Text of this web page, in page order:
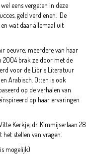
eens vergeten in deze
geld verdienen. De
wat daar allemaal uit
oeuvre; meerdere van haar
2004 brak ze door met de
voor de Libris Literatuur
Arabisch. Otten is ook
op de verhalen van
op haar ervaringen
Kerkje, dr. Kimmijserlaan 28
het stellen van vragen.
mogelijk)